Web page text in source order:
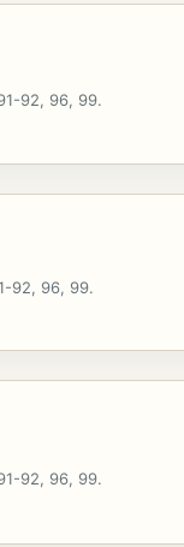
92, 96, 99.
92, 96, 99.
92, 96, 99.